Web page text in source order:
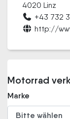
4020 Linz
+43 732
http://
Motorrad
Marke